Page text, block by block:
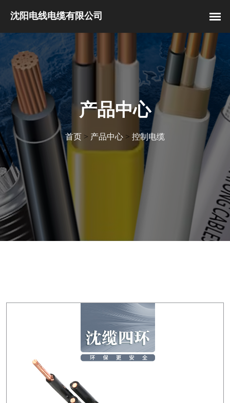
产品中心
首页 > 产品中心 > 控制电缆